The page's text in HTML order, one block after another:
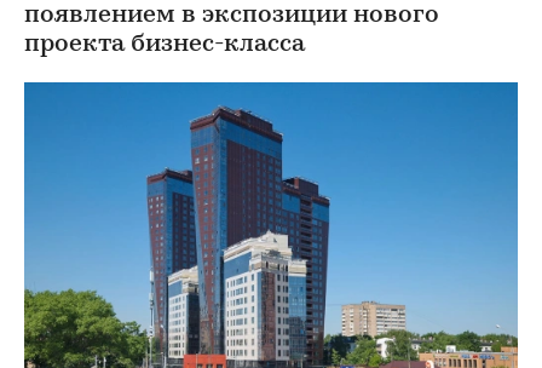
появлением в экспозиции нового
проекта бизнес-класса